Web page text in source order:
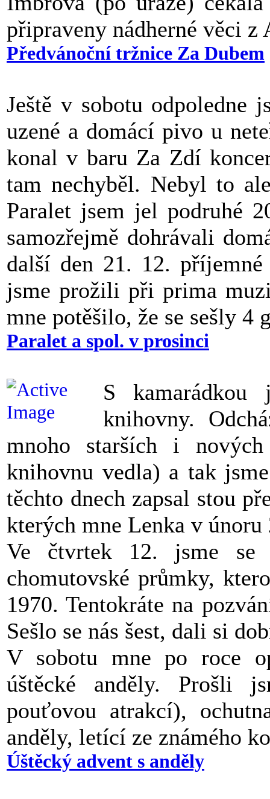
připraveny nádherné věci z
Předvánoční tržnice Za Dubem
Ještě v sobotu odpoledne
uzené a domácí pivo u
konal v baru Za Zdí
tam nechyběl. Nebyl to
Paralet jsem jel podruhé
samozřejmě dohrávali
další den 21. 12.
jsme prožili při prima
mne potěšilo, že se sešly 4
Paralet a spol. v prosinci
S kamarádkou
knihovny.
mnoho starších i
knihovnu vedla) a tak
těchto dnech zapsal stou
kterých mne Lenka v
Ve čtvrtek 12. jsme se
chomutovské průmky,
1970. Tentokráte na
Sešlo se nás šest, dali si
V sobotu mne po roce
úštěcké anděly. Prošli
pouťovou atrakcí),
anděly, letící ze známého
Úštěcký advent s anděly